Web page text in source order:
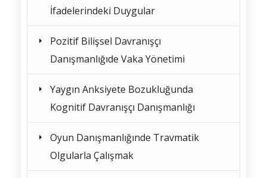
İfadelerindeki Duygular
Pozitif Bilişsel Davranışçı
Danışmanlığıde Vaka Yönetimi
Yaygın Anksiyete Bozukluğunda
Kognitif Davranışçı Danışmanlığı
Oyun Danışmanlığınde Travmatik
Olgularla Çalışmak